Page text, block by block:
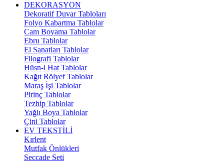
DEKORASYON
Dekoratif Duvar Tabloları
Folyo Kabartma Tablolar
Cam Boyama Tablolar
Ebru Tablolar
El Sanatları Tablolar
Filografi Tablolar
Hüsn-i Hat Tablolar
Kağıt Rölyef Tablolar
Maraş İşi Tablolar
Pirinç Tablolar
Tezhip Tablolar
Yağlı Boya Tablolar
Çini Tablolar
EV TEKSTİLİ
Kırlent
Mutfak Önlükleri
Seccade Seti